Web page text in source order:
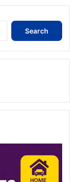
Search